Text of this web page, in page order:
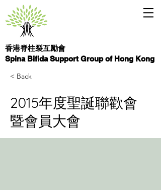
香港脊柱裂互勵會
Spina Bifida Support Group of Hong Kong
< Back
2015年度聖誕聯歡會
暨會員大會